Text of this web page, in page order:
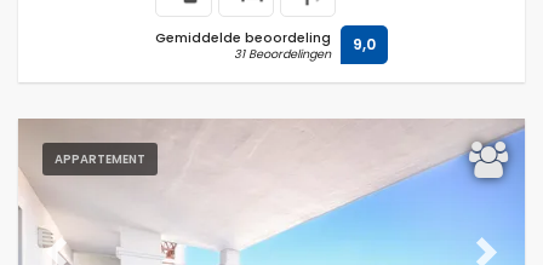
Gemiddelde beoordeling
31 Beoordelingen 9,0
APPARTEMENT